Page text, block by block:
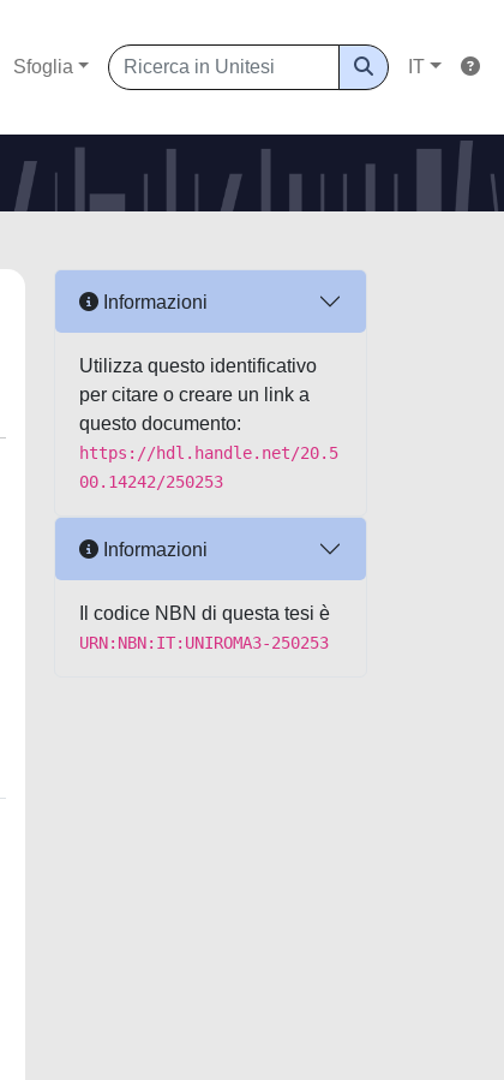
Sfoglia IT
Informazioni
Utilizza questo identificativo
per citare o creare un link a
questo documento:
https://hdl.handle.net/20.5
00.14242/250253
Informazioni
Il codice NBN di questa tesi è
URN:NBN:IT:UNIROMA3-250253